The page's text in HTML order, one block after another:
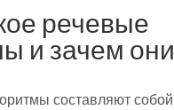
речевые
и зачем они
составляют собой